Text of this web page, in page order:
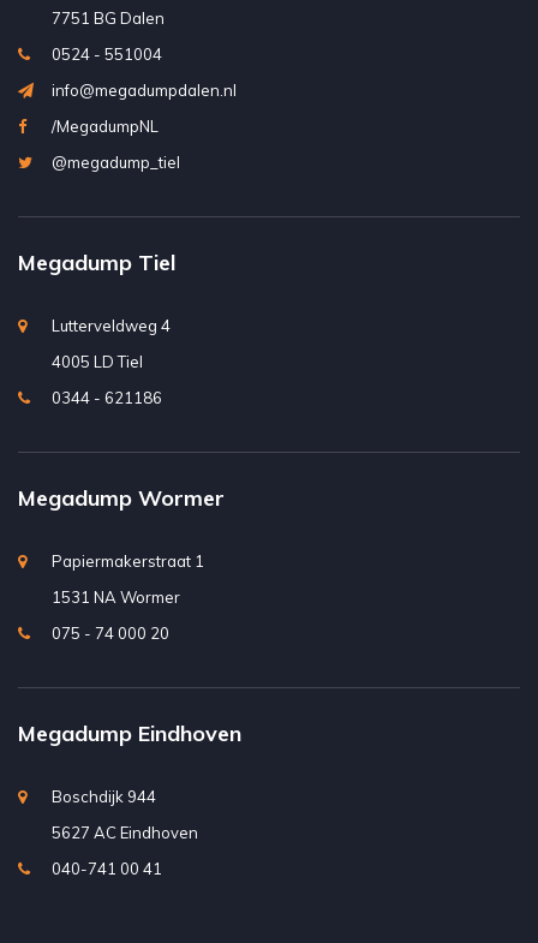
7751 BG Dalen
0524 - 551004
info@megadumpdalen.nl
/MegadumpNL
@megadump_tiel
Megadump Tiel
Lutterveldweg 4
4005 LD Tiel
0344 - 621186
Megadump Wormer
Papiermakerstraat 1
1531 NA Wormer
075 - 74 000 20
Megadump Eindhoven
Boschdijk 944
5627 AC Eindhoven
040-741 00 41